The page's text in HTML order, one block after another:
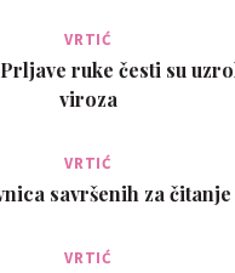
VRTIĆ
ruke česti su
viroza
VRTIĆ
savršenih za čitanje
VRTIĆ